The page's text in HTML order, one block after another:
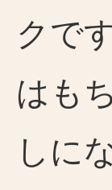
クで
はも
しに